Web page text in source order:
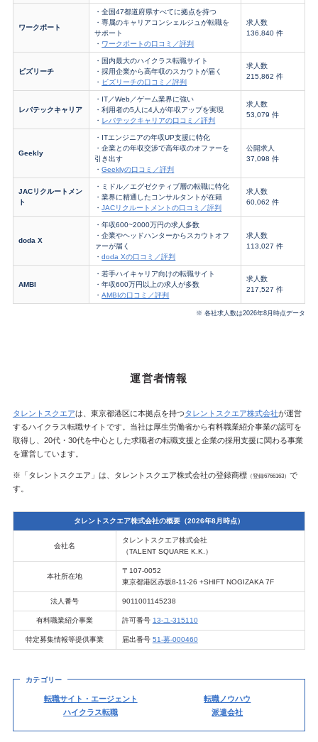
ワークポート
・全国47都道府県すべてに拠点を持つ
・専属のキャリアコンシェルジュが転職を
サポート
・ ワークポートの口コミ／評判
求人数
136,840 件
ビズリーチ
・国内最大のハイクラス転職サイト
・採用企業から高年収のスカウトが届く
・ ビズリーチの口コミ／評判
求人数
215,862 件
レバテックキャリア
・IT／Web／ゲーム業界に強い
・利用者の5人に4人が年収アップを実現
・ レバテックキャリアの口コミ／評判
求人数
53,079 件
Geekly
・ITエンジニアの年収UP支援に特化
・企業との年収交渉で高年収のオファーを
引き出す
・Geeklyの口コミ／評判
公開求人
37,098 件
JACリクルートメン
ト
・ミドル／エグゼクティブ層の転職に特化
・業界に精通したコンサルタントが在籍
・JACリクルートメントの口コミ／評判
求人数
60,062 件
doda X
・年収600~2000万円の求人多数
・企業やヘッドハンターからスカウトオフ
ァーが届く
・doda Xの口コミ／評判
求人数
113,027 件
AMBI
・若手ハイキャリア向けの転職サイト
・年収600万円以上の求人が多数
・AMBIの口コミ／評判
求人数
217,527 件
※ 各社求人数は2026年8月時点データ
運営者情報
タレントスクエアは、東京都港区に本拠点を持つタレントスクエア株式会社が運営
するハイクラス転職サイトです。当社は厚生労働省から有料職業紹介事業の認可を
取得し、20代・30代を中心とした求職者の転職支援と企業の採用支援に関わる事業
を運営しています。
※「タレントスクエア」は、タレントスクエア株式会社の登録商標（登録6766163） で
す。
タレントスクエア株式会社の概要（2026年8月時点）
会社名
タレントスクエア株式会社
（TALENT SQUARE K.K.）
本社所在地
〒107-0052
東京都港区赤坂8-11-26 +SHIFT NOGIZAKA 7F
法人番号 9011001145238
有料職業紹介事業 許可番号 13-ユ-315110
特定募集情報等提供事業 届出番号 51-募-000460
カテゴリー
転職サイト・エージェント
転職ノウハウ
ハイクラス転職
派遣会社